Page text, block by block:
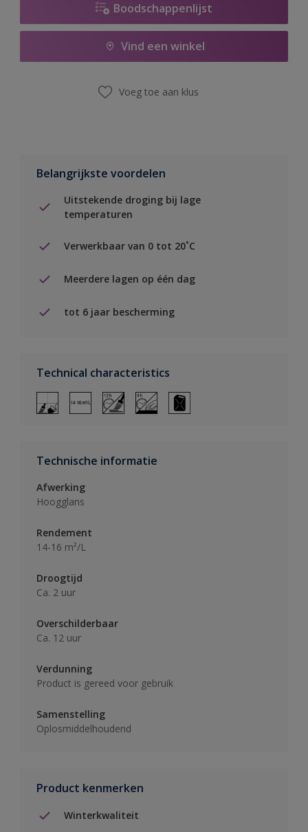
Boodschappenlijst
Vind een winkel
Voeg toe aan klus
Belangrijkste voordelen
Uitstekende droging bij lage
temperaturen
Verwerkbaar van 0 tot 20˚C
Meerdere lagen op één dag
tot 6 jaar bescherming
Technical characteristics
Technische informatie
Afwerking
Hoogglans
Rendement
14-16 m²/L
Droogtijd
Ca. 2 uur
Overschilderbaar
Ca. 12 uur
Verdunning
Product is gereed voor gebruik
Samenstelling
Oplosmiddelhoudend
Product kenmerken
Winterkwaliteit